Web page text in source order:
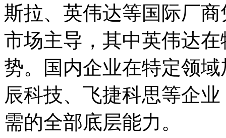
斯拉、英伟达等国际厂
市场主导，其中英伟达
势。国内企业在特定领
辰科技、飞捷科思等企
需的全部底层能力。